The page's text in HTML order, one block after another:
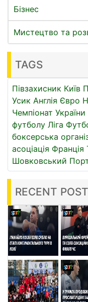
Бізнес
Мистецтво та
TAGS
Півзахисник Київ
Усик Англія Євро
Чемпіонат
футболу Ліга
боксерська
асоціація Франція
Шовковський
RECENT